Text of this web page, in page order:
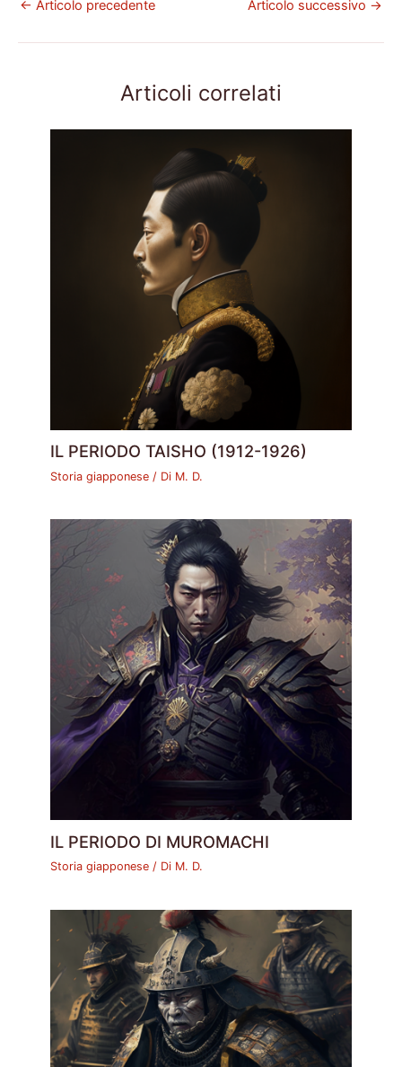
← Articolo precedente Articolo successivo →
Articoli correlati
IL PERIODO TAISHO (1912-1926)
Storia giapponese / Di M. D.
IL PERIODO DI MUROMACHI
Storia giapponese / Di M. D.